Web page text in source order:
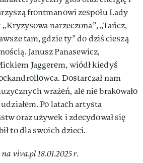
frontmanowi zespołu Lady
narzeczona”, „Tańcz,
tam, gdzie ty” do dziś cieszą
Janusz Panasewicz,
Jaggerem, wiódł kiedyś
Dostarczał nam
wrażeń, ale nie brakowało
Po latach artysta
oraz używek i zdecydował się
to dla swoich dzieci.
viva.pl 18.01.2025 r.